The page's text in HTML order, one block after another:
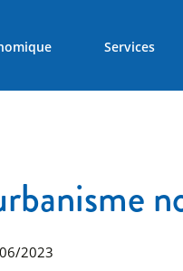
Services
2023